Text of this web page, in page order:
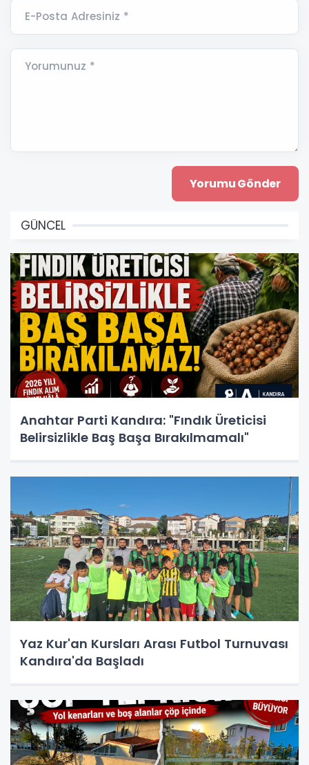
E-Posta Adresiniz *
Yorumunuz *
GÜNCEL
Anahtar Parti Kandıra: "Fındık Üreticisi
Belirsizlikle Baş Başa Bırakılmamalı"
Yaz Kur'an Kursları Arası Futbol Turnuvası
Kandıra'da Başladı